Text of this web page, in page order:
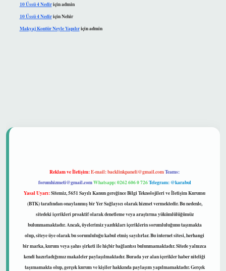
10 Üssü 4 Nediriçinadmin
10 Üssü 4 NediriçinNehir
Makyaj Kontür Neyle Yapılıriçinadmin
Reklam ve İletişim:E-mail:backlinkpaneli@gmail.comTeams:
forumhizmeti@gmail.comWhatsapp: 0262 606 0 726Telegram: @karabul
Yasal Uyarı:Sitemiz, 5651 Sayılı Kanun gereğince Bilgi Teknolojileri ve İletişim Kurumu
(BTK) tarafından onaylanmış bir Yer Sağlayıcı olarak hizmet vermektedir. Bu nedenle,
sitedeki içerikleri proaktif olarak denetleme veya araştırma yükümlülüğümüz
bulunmamaktadır. Ancak, üyelerimiz yazdıkları içeriklerin sorumluluğunu taşımakta
olup, siteye üye olarak bu sorumluluğu kabul etmiş sayılırlar. Bu internet sitesi, herhangi
bir marka, kurum veya şahıs şirketi ile hiçbir bağlantısı bulunmamaktadır. Sitede yalnızca
kendi hazırladığımız makaleler paylaşılmaktadır. Burada yer alan içerikler haber niteliği
taşımamakta olup, gerçek kurum ve kişiler hakkında paylaşım yapılmamaktadır. Gerçek